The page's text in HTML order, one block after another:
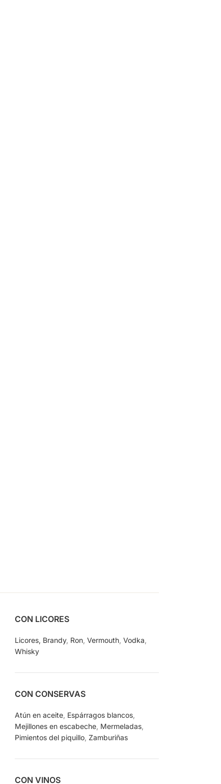
CON LICORES
Licores, Brandy, Ron, Vermouth, Vodka
Whisky
CON CONSERVAS
Atún en aceite, Espárragos blancos,
Mejillones en escabeche, Mermeladas,
Pimientos del piquillo, Zamburiñas
CON VINOS